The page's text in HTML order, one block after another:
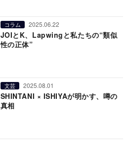
コラム 2025.06.22
JOIとK、Lapwingと私たちの“類似
性の正体”
文芸 2025.08.01
SHINTANI × ISHIYAが明かす、噂の
真相